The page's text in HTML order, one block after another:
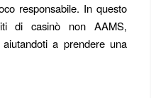
responsabile. In questo
di casinò non AAMS,
a prendere una